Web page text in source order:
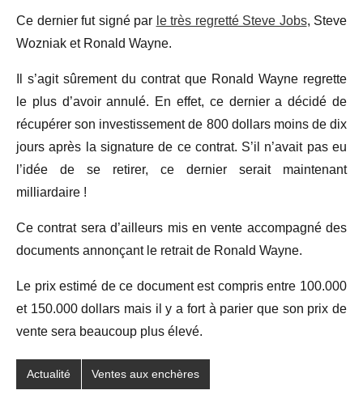
Ce dernier fut signé par le très regretté Steve Jobs, Steve
Wozniak et Ronald Wayne.
Il s’agit sûrement du contrat que Ronald Wayne regrette
le plus d’avoir annulé. En effet, ce dernier a décidé de
récupérer son investissement de 800 dollars moins de dix
jours après la signature de ce contrat. S’il n’avait pas eu
l’idée de se retirer, ce dernier serait maintenant
milliardaire !
Ce contrat sera d’ailleurs mis en vente accompagné des
documents annonçant le retrait de Ronald Wayne.
Le prix estimé de ce document est compris entre 100.000
et 150.000 dollars mais il y a fort à parier que son prix de
vente sera beaucoup plus élevé.
Actualité Ventes aux enchères